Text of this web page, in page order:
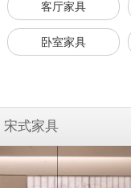
客厅家具
卧室家具
宋式家具